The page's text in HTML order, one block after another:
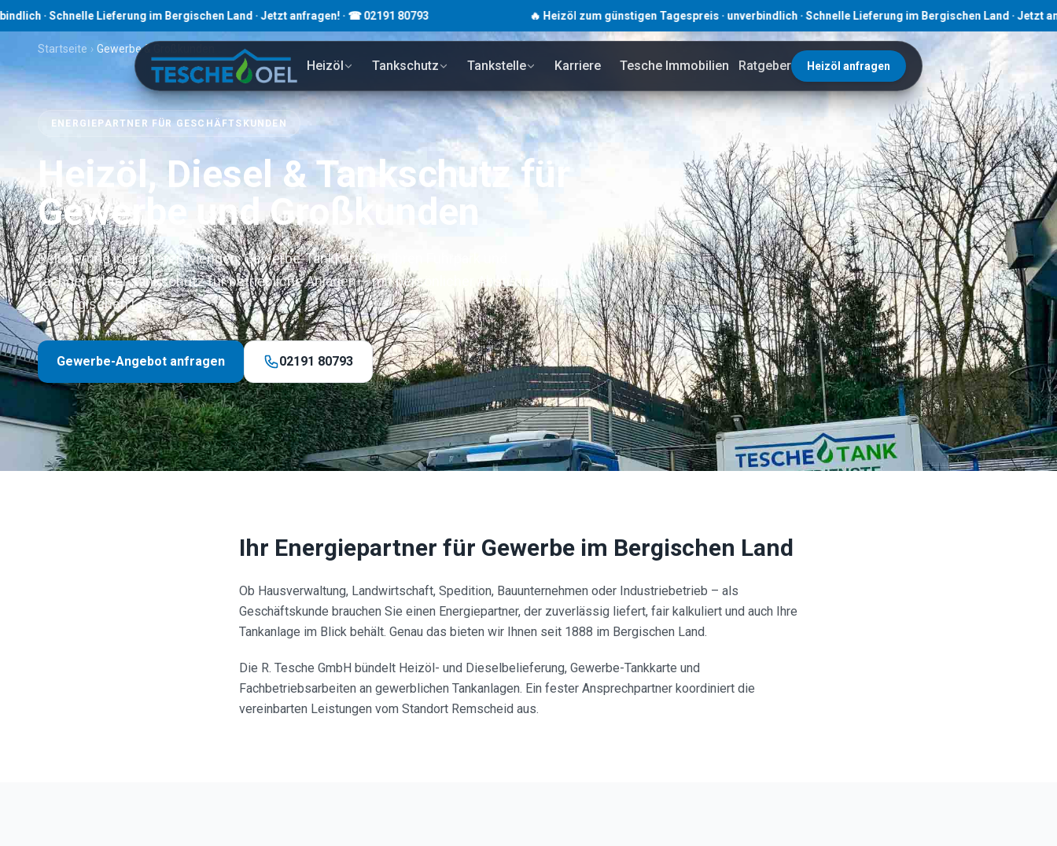
Lieferung im Bergischen Land · Jetzt anfragen! · ☎ 02191 80793 🔥 Heizöl zum günstigen Tagespreis · unverbindlich · Schnelle Lieferung im Bergischen Land · Jetzt anfragen! ·
Heizöl Tankschutz Tankstelle Karriere Tesche Immobilien Ratgeber Heizöl anfragen
Startseite › Gewerbe & Großkunden
ENERGIEPARTNER FÜR GESCHÄFTSKUNDEN
Heizöl, Diesel & Tankschutz für
Gewerbe und Großkunden
Belieferung in größeren Mengen, Gewerbe-Tankkarte für Ihren Fuhrpark und
fachgerechter Tankschutz für betriebliche Anlagen – mit persönlicher Abstimmung
im Bergischen Land.
Gewerbe-Angebot anfragen 02191 80793
Ihr Energiepartner für Gewerbe im Bergischen Land
Ob Hausverwaltung, Landwirtschaft, Spedition, Bauunternehmen oder Industriebetrieb – als
Geschäftskunde brauchen Sie einen Energiepartner, der zuverlässig liefert, fair kalkuliert und auch Ihre
Tankanlage im Blick behält. Genau das bieten wir Ihnen seit 1888 im Bergischen Land.
Die R. Tesche GmbH bündelt Heizöl- und Dieselbelieferung, Gewerbe-Tankkarte und
Fachbetriebsarbeiten an gewerblichen Tankanlagen. Ein fester Ansprechpartner koordiniert die
vereinbarten Leistungen vom Standort Remscheid aus.